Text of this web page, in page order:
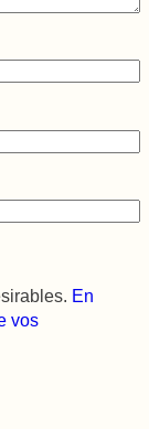
En
vos